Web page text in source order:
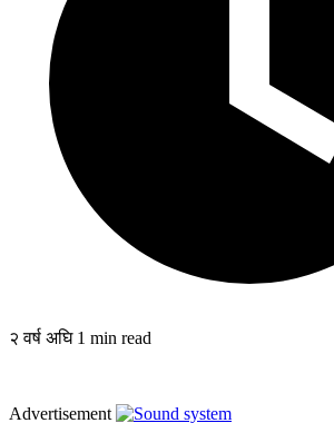
२ वर्ष अघि 1 min read
Advertisement